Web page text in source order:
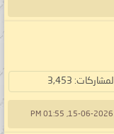
المشاركات: 3,453
15-06-2026, 01:55 PM